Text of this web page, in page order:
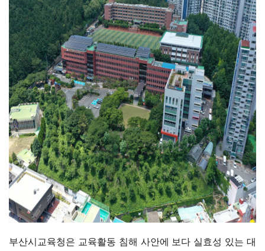
부산시교육청은 교육활동 침해 사안에 보다 실효성 있는 대